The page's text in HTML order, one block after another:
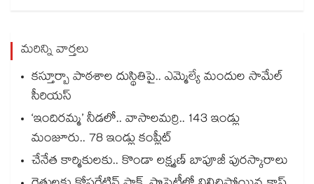
మరిన్ని వార్తలు
కస్తూర్బా పాఠశాల దుస్థితిపై.. ఎమ్మెల్యే మందుల సామేల్
సీరియస్
‘ఇందిరమ్మ’ నీడలో.. వాసాలమర్రి.. 143 ఇండ్లు
మంజూరు.. 78 ఇండ్లు కంప్లీట్
చేనేత కార్మికులకు.. కొండా లక్ష్మణ్ బాపూజీ పురస్కారాలు